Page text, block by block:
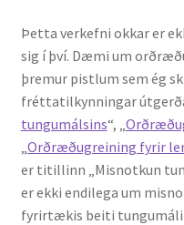
Óritrýnt fræðilegt efni
Málfarspistlar
Fræðilegir fyrirlestrar
Ýmis erindi
Þetta verkefni okkar er
sig í því. Dæmi um
þremur pistlum sem ég
fréttatilkynningar
tungumálsins“, „
„Orðræðugreining fyrir
er titillinn „Misnotkun
er ekki endilega um
fyrirtækis beiti